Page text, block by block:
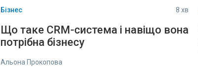
Бізнес 8 хв
Що таке CRM-система і навіщо вона
потрібна бізнесу
Альона Прокопова